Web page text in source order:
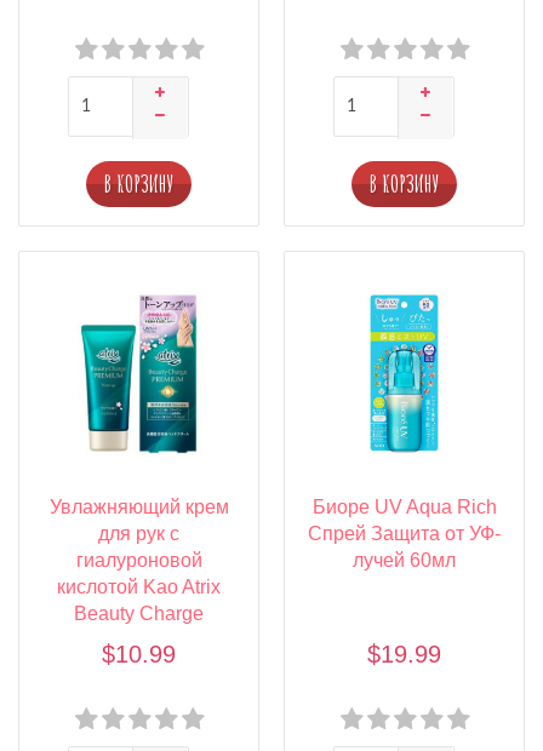
В КОРЗИНУ В КОРЗИНУ
Увлажняющий крем
для рук с
гиалуроновой
кислотой Kao Atrix
Beauty Charge
$10.99
Биоре UV Aqua Rich
Спрей Защита от УФ-
лучей 60мл
$19.99